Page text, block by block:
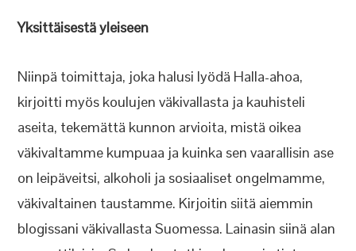
Yksittäisestä yleiseen
Niinpä toimittaja, joka halusi lyödä Halla-ahoa,
kirjoitti myös koulujen väkivallasta ja kauhisteli
aseita, tekemättä kunnon arvioita, mistä oikea
väkivaltamme kumpuaa ja kuinka sen vaarallisin ase
on leipäveitsi, alkoholi ja sosiaaliset ongelmamme,
väkivaltainen taustamme. Kirjoitin siitä aiemmin
blogissani väkivallasta Suomessa. Lainasin siinä alan